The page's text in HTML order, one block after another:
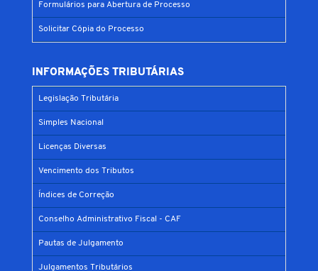
Formulários para Abertura de Processo
Solicitar Cópia do Processo
INFORMAÇÕES TRIBUTÁRIAS
Legislação Tributária
Simples Nacional
Licenças Diversas
Vencimento dos Tributos
Índices de Correção
Conselho Administrativo Fiscal - CAF
Pautas de Julgamento
Julgamentos Tributários